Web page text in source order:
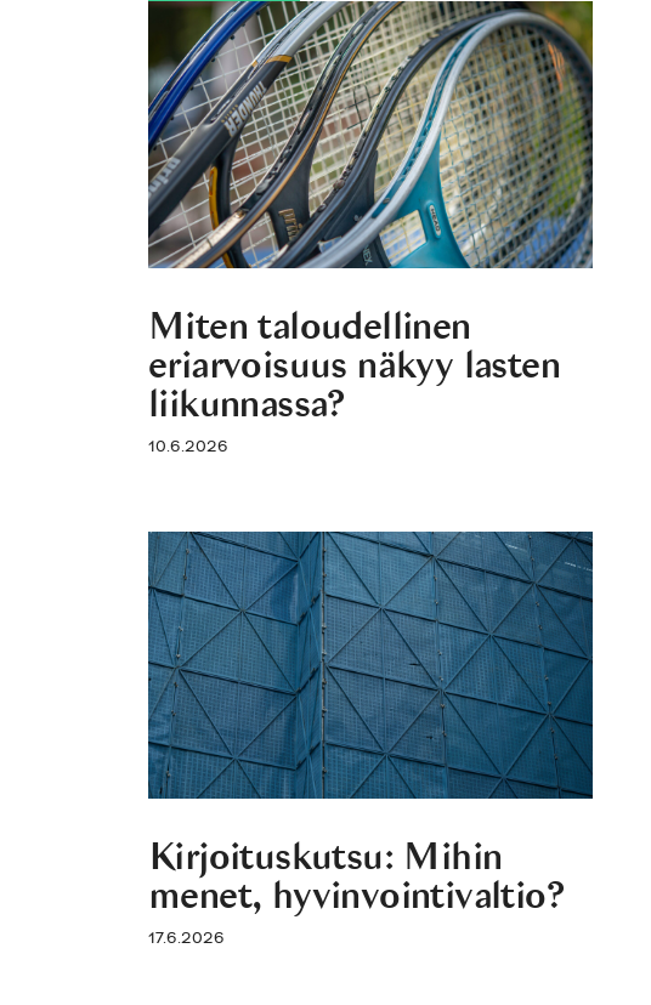
Miten taloudellinen
eriarvoisuus näkyy lasten
liikunnassa?
10.6.2026
Kirjoituskutsu: Mihin
menet, hyvinvointivaltio?
17.6.2026